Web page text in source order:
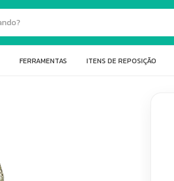
FERRAMENTAS ITENS DE REPOSIÇÃO